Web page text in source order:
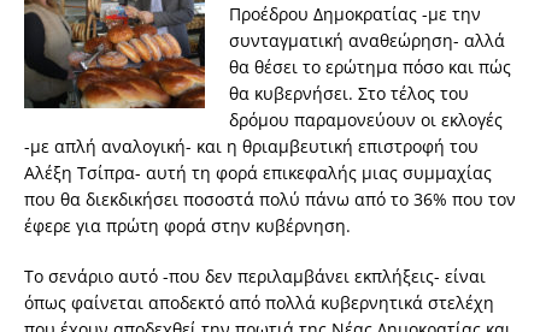
Προέδρου Δημοκρατίας -με την
συνταγματική αναθεώρηση- αλλά
θα θέσει το ερώτημα πόσο και πώς
θα κυβερνήσει. Στο τέλος του
δρόμου παραμονεύουν οι εκλογές
-με απλή αναλογική- και η θριαμβευτική επιστροφή του
Αλέξη Τσίπρα- αυτή τη φορά επικεφαλής μιας συμμαχίας
που θα διεκδικήσει ποσοστά πολύ πάνω από το 36% που τον
έφερε για πρώτη φορά στην κυβέρνηση.
Το σενάριο αυτό -που δεν περιλαμβάνει εκπλήξεις- είναι
όπως φαίνεται αποδεκτό από πολλά κυβερνητικά στελέχη